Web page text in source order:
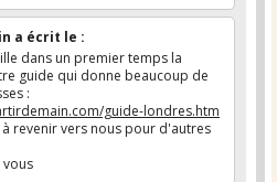
a écrit le :
dans un premier temps la
guide qui donne beaucoup de
:
guide-londres.htm
revenir vers nous pour d'autres
vous